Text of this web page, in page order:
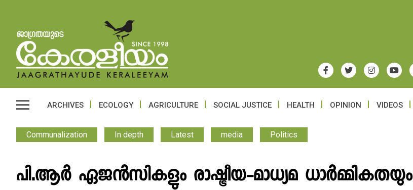
ARCHIVES ECOLOGY AGRICULTURE SOCIAL JUSTICE HEALTH OPINION VIDEOS
Communalization In depth Latest media Politics
പി.ആർ ഏജൻസികളും രാഷ്ട്രീയ-മാധ്യമ ധാർമ്മികതയും